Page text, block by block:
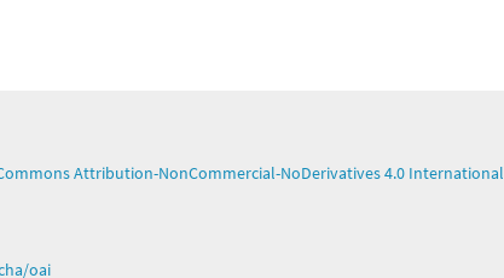
Attribution-NonCommercial-NoDerivatives 4.0 International
oai